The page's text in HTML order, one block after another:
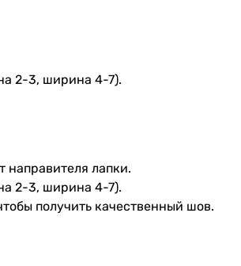
2-3, ширина 4-7).
направителя лапки.
2-3, ширина 4-7).
получить качественный шов.